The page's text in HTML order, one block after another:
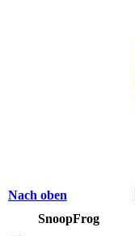
Nach oben
SnoopFrog